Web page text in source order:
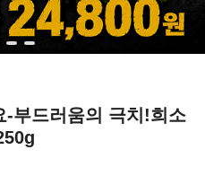
-부드러움의 극치!희소